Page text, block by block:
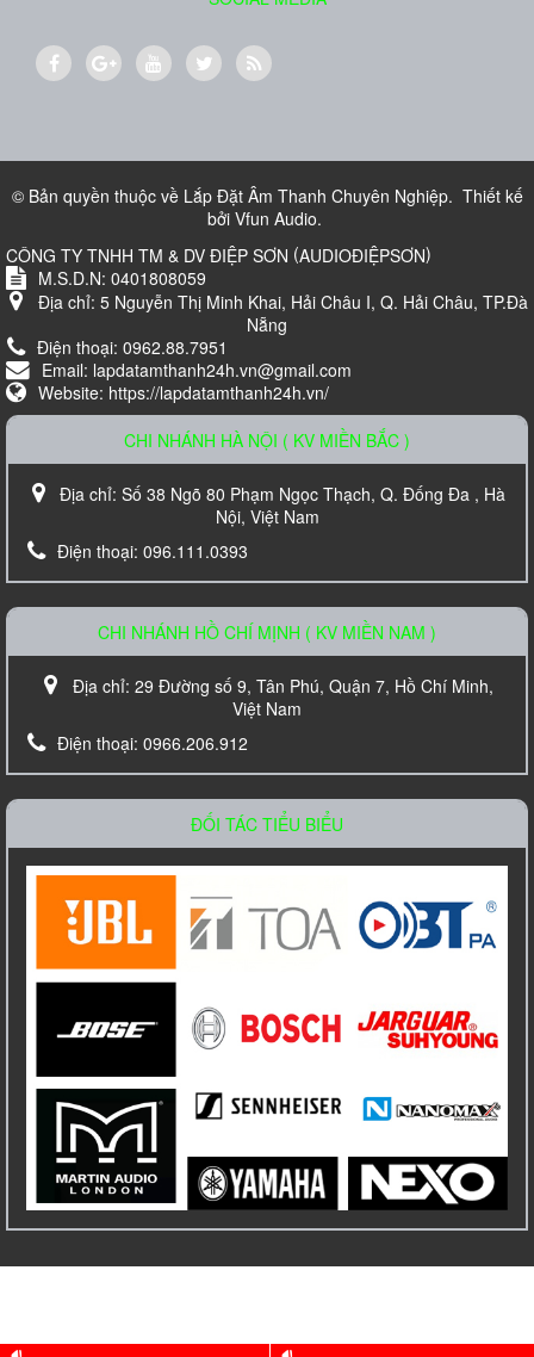
700.000 VND
Loa Karaoke Nanomax JB-625
Liên hệ
Loa âm trần TOA PC-648R
Liên hệ
Amply Bosch PLE 1ME 120 EU Công Suất
Liên hệ
120W
© Bản quyền thuộc về Lắp Đặt Âm Thanh Chuyên Nghiệp. Thiết kế
bởi Vfun Audio.
CÔNG TY TNHH TM & DV ĐIỆP SƠN (AUDIOĐIỆPSƠN)
M.S.D.N: 0401808059
Địa chỉ: 5 Nguyễn Thị Minh Khai, Hải Châu I, Q. Hải Châu, TP.Đà
Nẵng
Điện thoại: 0962.88.7951
Email: lapdatamthanh24h.vn@gmail.com
Website: https://lapdatamthanh24h.vn/
CHI NHÁNH HÀ NỘI ( KV MIỀN BẮC )
Địa chỉ: Số 38 Ngõ 80 Phạm Ngọc Thạch, Q. Đống Đa , Hà
Nội, Việt Nam
Điện thoại: 096.111.0393
CHI NHÁNH HỒ CHÍ MỊNH ( KV MIỀN NAM )
Địa chỉ: 29 Đường số 9, Tân Phú, Quận 7, Hồ Chí Minh,
Việt Nam
Điện thoại: 0966.206.912
ĐỐI TÁC TIỂU BIỂU